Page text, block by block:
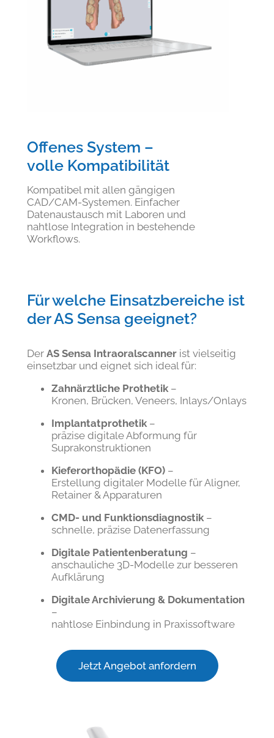
Offenes System –
volle Kompatibilität
Kompatibel mit allen gängigen
CAD/CAM-Systemen. Einfacher
Datenaustausch mit Laboren und
nahtlose Integration in bestehende
Workflows.
Für welche Einsatzbereiche ist
der AS Sensa geeignet?
Der AS Sensa Intraoralscanner ist vielseitig
einsetzbar und eignet sich ideal für:
Zahnärztliche Prothetik–
Kronen, Brücken, Veneers, Inlays/Onlays
Implantatprothetik–
präzise digitale Abformung für
Suprakonstruktionen
Kieferorthopädie (KFO) –
Erstellung digitaler Modelle für Aligner,
Retainer & Apparaturen
CMD- und Funktionsdiagnostik–
schnelle, präzise Datenerfassung
Digitale Patientenberatung –
anschauliche 3D-Modelle zur besseren
Aufklärung
Digitale Archivierung & Dokumentation
–
nahtlose Einbindung in Praxissoftware
Jetzt Angebot anfordern